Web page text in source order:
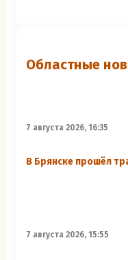
Областные
7 августа 2026, 16:35
В Брянске прошёл
7 августа 2026, 15:55